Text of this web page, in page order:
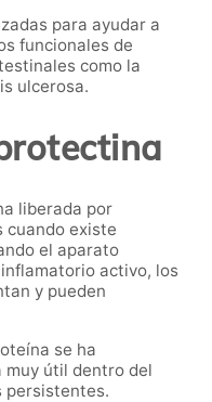
para ayudar a
funcionales de
como la
ulcerosa.
liberada por
cuando existe
el aparato
activo, los
y pueden
se ha
útil dentro del
persistentes.